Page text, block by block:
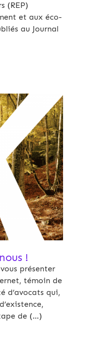
(REP)
et aux éco-
au Journal
Nos actualités
!
présenter
témoin de
d’avocats qui,
de (…)